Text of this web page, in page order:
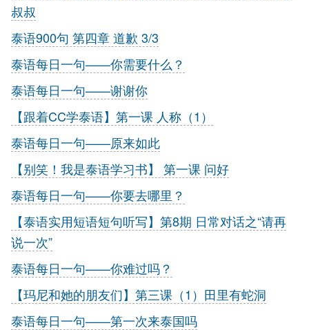
叔叔
泰语900句 第四章 道歉 3/3
泰语每日一句——你需要什么？
泰语每日一句——谢谢你
【跟着CC学泰语】第一课 人称（1）
泰语每日一句——原来如此
【别笑！我是泰语学习书】 第一课 问好
泰语每日一句——你要去哪里？
【泰语实用短语短句听写】第8期 日常对话之“请再
说一次”
泰语每日一句——你难过吗？
【玛尼和她的朋友们】第三课（1）田里有蛇洞
泰语每日一句——第一次来泰国吗